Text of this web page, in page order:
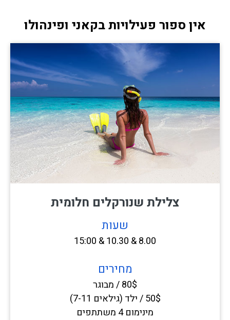
אין ספור פעילויות בקאני ופינהולו
צלילת שנורקלים חלומית
שעות
8.00 & 10.30 & 15:00
מחירים
80$ / מבוגר
50$ / ילד (גילאים 7-11)
מינימום 4 משתתפים